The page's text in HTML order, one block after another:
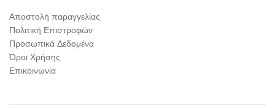
Αποστολή παραγγελίας
Πολιτική Επιστροφών
Προσωπικά Δεδομένα
Όροι Χρήσης
Επικοινωνία